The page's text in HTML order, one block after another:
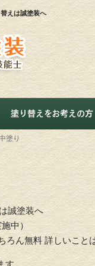
えは誠塗装へ
塗り替えをお考えの方
塗り
誠塗装へ
中）
ろん無料 詳しいこと
。